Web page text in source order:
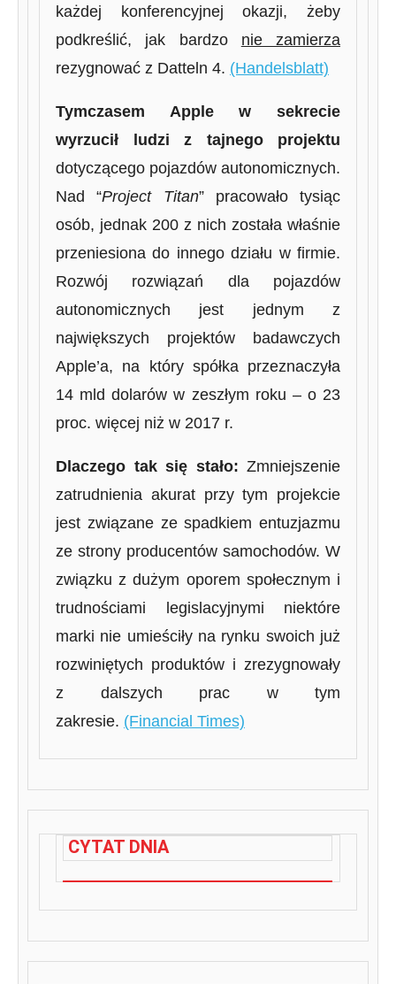
każdej konferencyjnej okazji, żeby
podkreślić, jak bardzo nie zamierza
rezygnować z Datteln 4. (Handelsblatt)
Tymczasem Apple w sekrecie
wyrzucił ludzi z tajnego projektu
dotyczącego pojazdów autonomicznych.
Nad “Project Titan” pracowało tysiąc
osób, jednak 200 z nich została właśnie
przeniesiona do innego działu w firmie.
Rozwój rozwiązań dla pojazdów
autonomicznych jest jednym z
największych projektów badawczych
Apple’a, na który spółka przeznaczyła
14 mld dolarów w zeszłym roku – o 23
proc. więcej niż w 2017 r.
Dlaczego tak się stało: Zmniejszenie
zatrudnienia akurat przy tym projekcie
jest związane ze spadkiem entuzjazmu
ze strony producentów samochodów. W
związku z dużym oporem społecznym i
trudnościami legislacyjnymi niektóre
marki nie umieściły na rynku swoich już
rozwiniętych produktów i zrezygnowały
z dalszych prac w tym
zakresie. (Financial Times)
CYTAT DNIA